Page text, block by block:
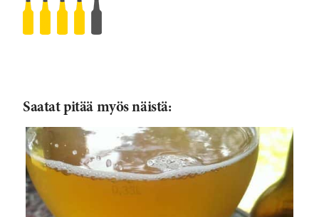
Stadin
Panimo
Rated
4/5
based
on
874
Saatat pitää myös näistä: